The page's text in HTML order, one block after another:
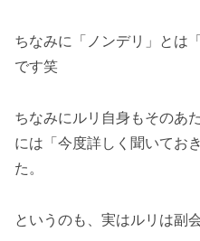
ちなみに「ノンデリ」とは
です笑
ちなみにルリ自身もそのあ
には「今度詳しく聞いてお
た。
というのも、実はルリは副